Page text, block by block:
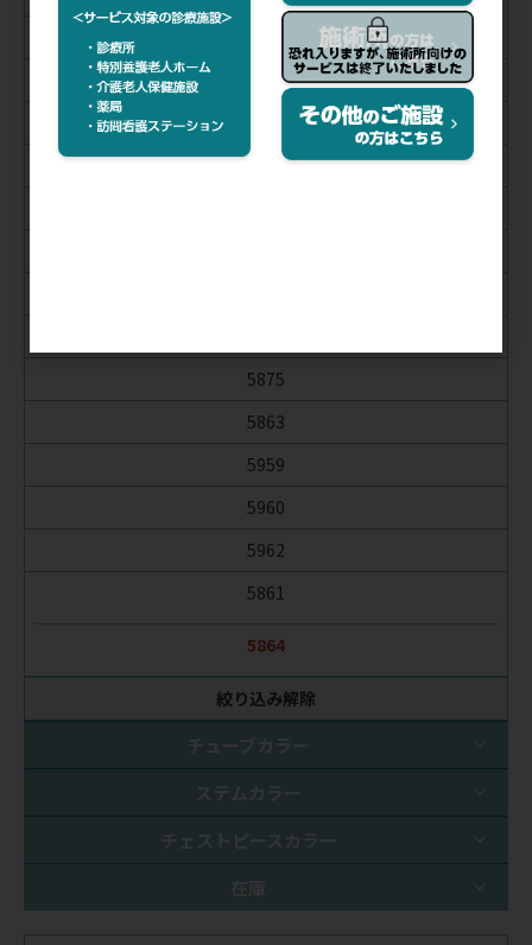
絞り込み解除
5912C
5868
5875
5863
5959
5960
5962
5861
5864
チューブカラー
ステムカラー
チェストピースカラー
在庫